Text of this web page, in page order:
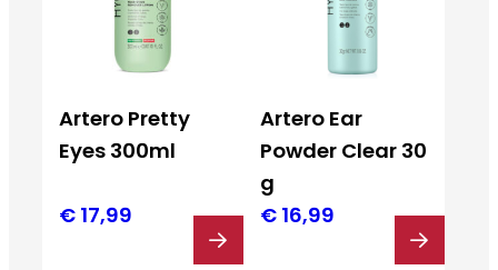
Artero Pretty
Eyes 300ml
€ 17,99
Artero Ear
Powder Clear 30
g
€ 16,99